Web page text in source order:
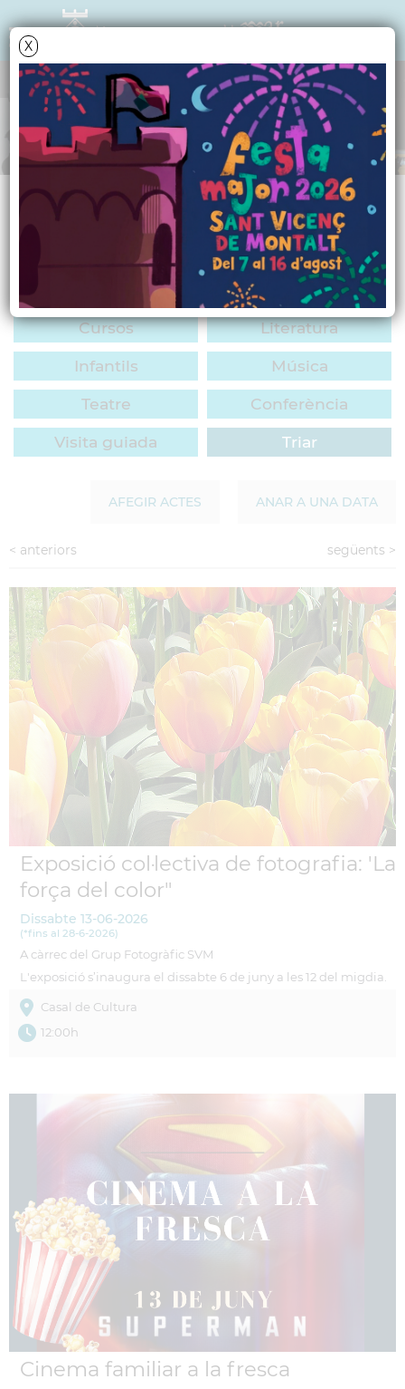
X
AGENDA CULTURAL
TOTES/CAP
Cinema
Exposició
Festa
Cursos
Literatura
Infantils
Música
Teatre
Conferència
Visita guiada
Triar
AFEGIR ACTES ANAR A UNA DATA
< anteriors següents >
Exposició col·lectiva de fotografia: 'La
força del color"
Dissabte 13-06-2026
(*fins al 28-6-2026)
A càrrec del Grup Fotogràfic SVM
L'exposició s’inaugura el dissabte 6 de juny a les 12 del migdia.
Casal de Cultura
12:00h
Cinema familiar a la fresca